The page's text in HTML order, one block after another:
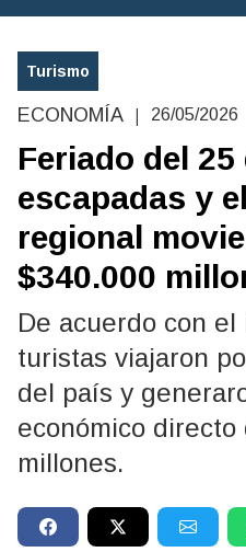
Turismo
ECONOMÍA | 26/05/2026
Feriado del
escapadas y
regional
$340.000
De acuerdo con el
turistas viajaron
del país y
económico directo
millones.